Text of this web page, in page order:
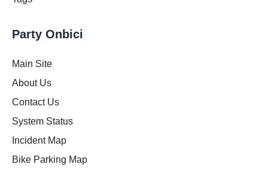
Party Onbici
Main Site
About Us
Contact Us
System Status
Incident Map
Bike Parking Map